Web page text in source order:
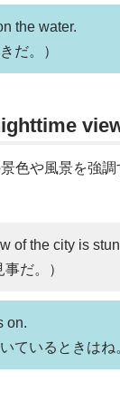
the water.
だ。）
色や風景を強
of the city is
だ。）
on.
ているときはね